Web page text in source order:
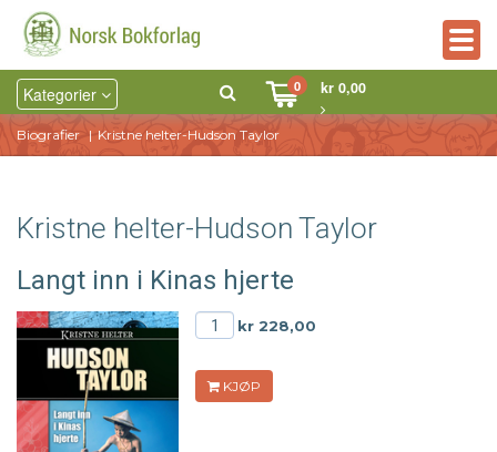
Kategorier
0 kr 0,00
Biografier Kristne helter-Hudson Taylor
Kristne helter-Hudson Taylor
Langt inn i Kinas hjerte
kr 228,00
KJØP